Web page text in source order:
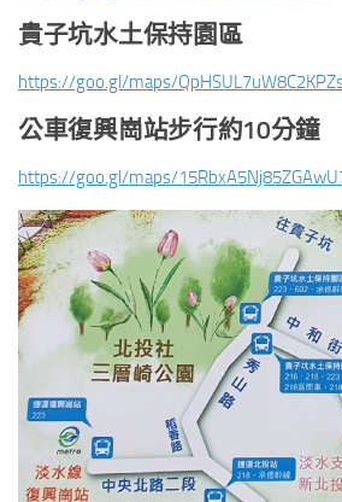
貴子坑水土保持園區
https://goo.gl/maps/
公車復興崗站步行約10分鐘
https://goo.gl/maps/